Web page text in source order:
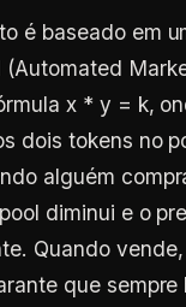
é baseado em
x * y = k,
dois tokens no
alguém
diminui e o
Quando
que sempre